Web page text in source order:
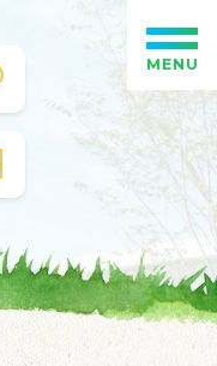
MENU